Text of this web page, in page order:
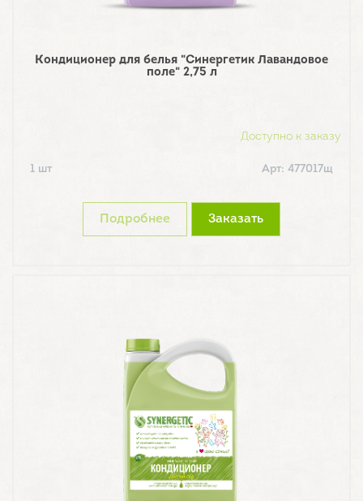
Кондиционер для белья "Синергетик Лавандовое
поле" 2,75 л
Доступно к заказу
1 шт Арт: 477017щ
Подробнее Заказать